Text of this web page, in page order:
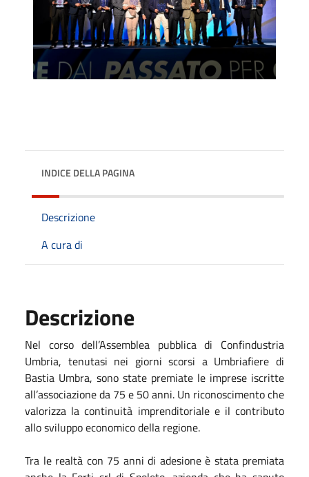
INDICE DELLA PAGINA
Descrizione
A cura di
Descrizione
Nel corso dell’Assemblea pubblica di Confindustria
Umbria, tenutasi nei giorni scorsi a Umbriafiere di
Bastia Umbra, sono state premiate le imprese iscritte
all’associazione da 75 e 50 anni. Un riconoscimento che
valorizza la continuità imprenditoriale e il contributo
allo sviluppo economico della regione.
Tra le realtà con 75 anni di adesione è stata premiata